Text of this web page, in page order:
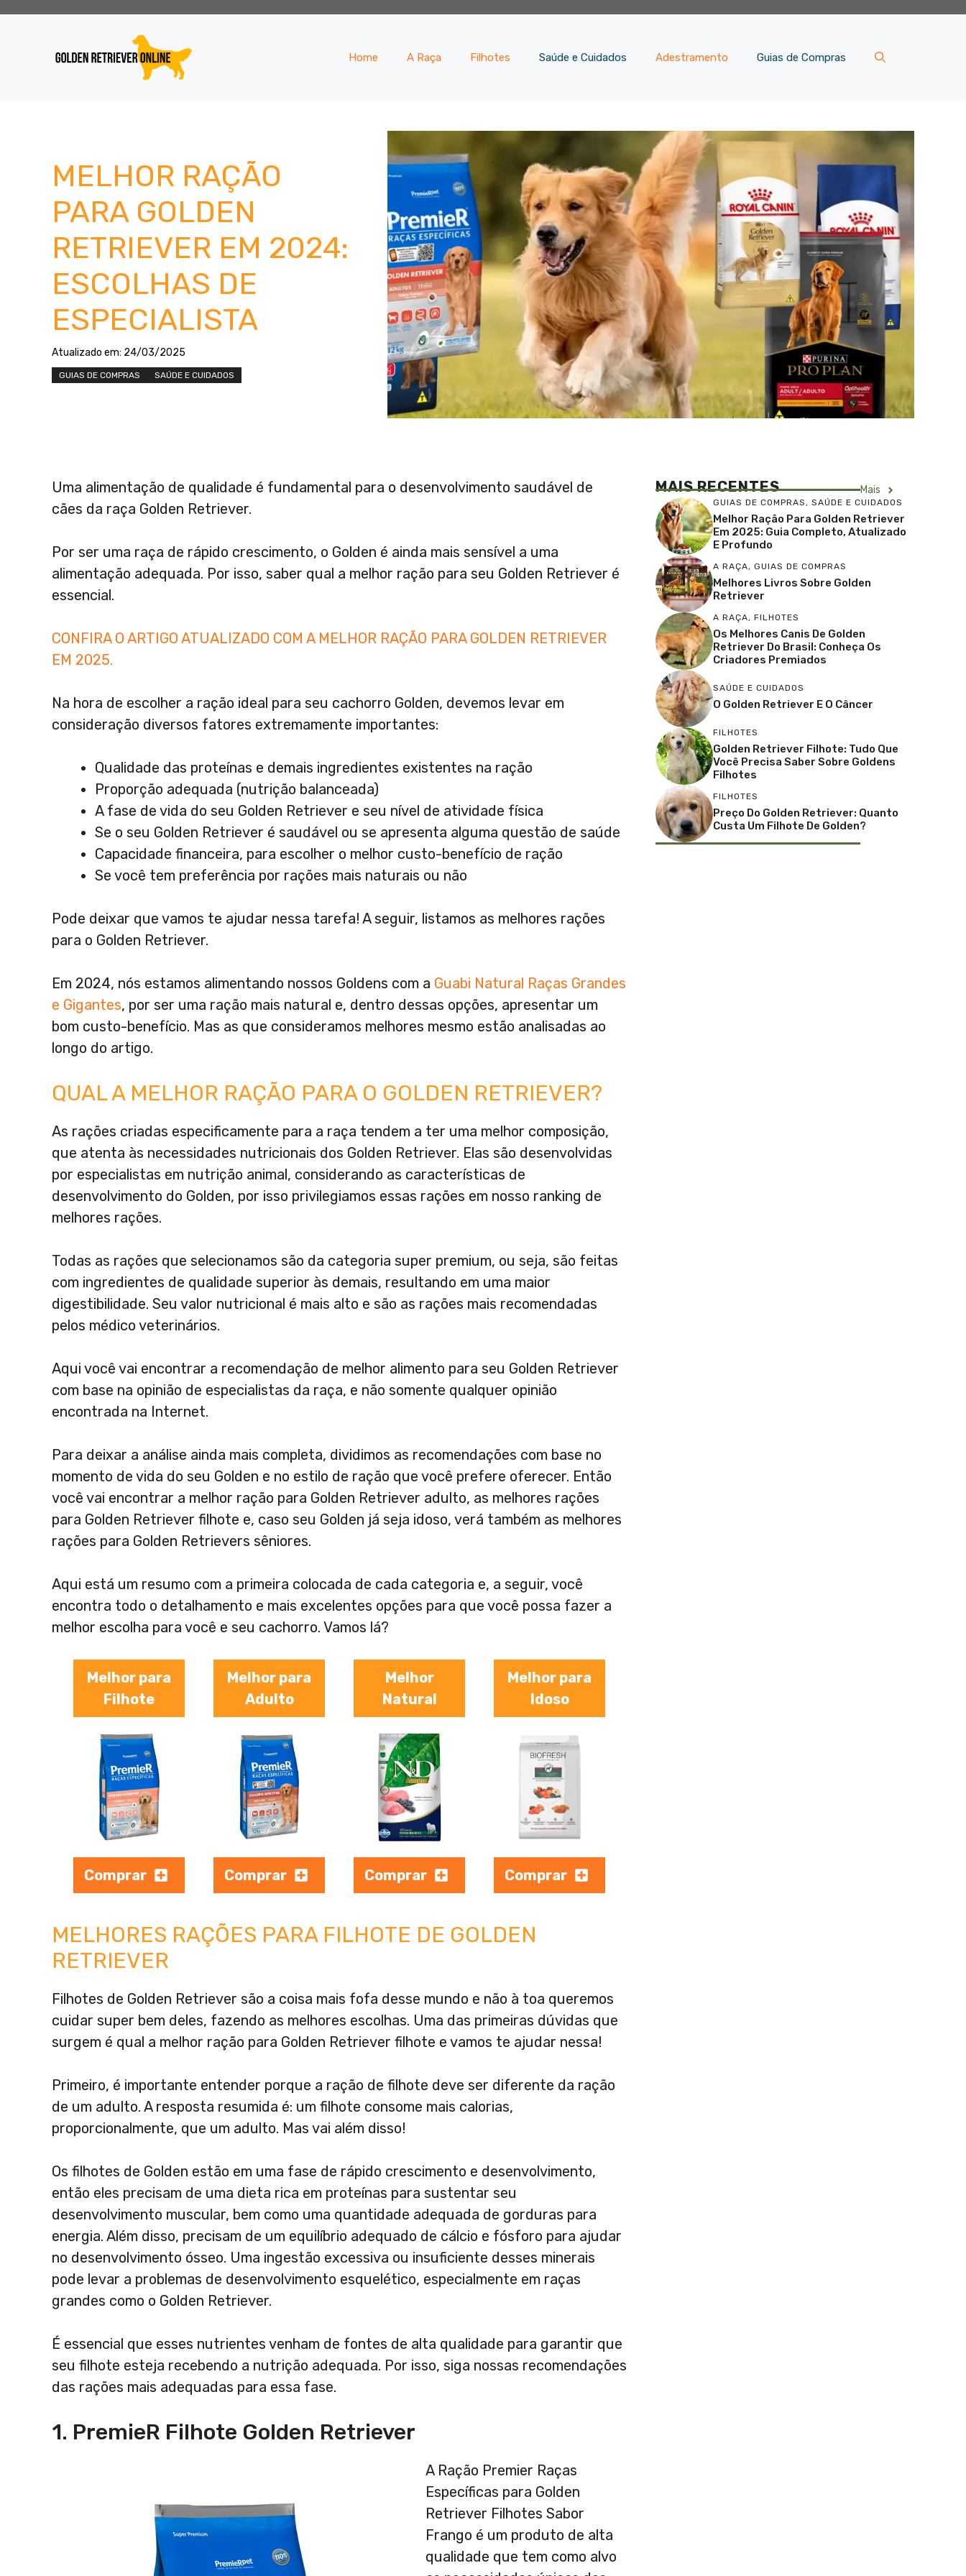
Pular
Home A Raça Filhotes Saúde e Cuidados Adestramento Guias de Compras
MELHOR RAÇÃO
PARA GOLDEN
RETRIEVER EM 2024:
ESCOLHAS DE
ESPECIALISTA
Atualizado em: 24/03/2025
GUIAS DE COMPRAS SAÚDE E CUIDADOS
Uma alimentação de qualidade é fundamental para o desenvolvimento saudável de
cães da raça Golden Retriever.
Por ser uma raça de rápido crescimento, o Golden é ainda mais sensível a uma
alimentação adequada. Por isso, saber qual a melhor ração para seu Golden Retriever é
essencial.
CONFIRA O ARTIGO ATUALIZADO COM A MELHOR RAÇÃO PARA GOLDEN RETRIEVER
EM 2025.
Na hora de escolher a ração ideal para seu cachorro Golden, devemos levar em
consideração diversos fatores extremamente importantes:
Qualidade das proteínas e demais ingredientes existentes na ração
Proporção adequada (nutrição balanceada)
A fase de vida do seu Golden Retriever e seu nível de atividade física
Se o seu Golden Retriever é saudável ou se apresenta alguma questão de saúde
Capacidade financeira, para escolher o melhor custo-benefício de ração
Se você tem preferência por rações mais naturais ou não
Pode deixar que vamos te ajudar nessa tarefa! A seguir, listamos as melhores rações
para o Golden Retriever.
Em 2024, nós estamos alimentando nossos Goldens com a Guabi Natural Raças Grandes
e Gigantes, por ser uma ração mais natural e, dentro dessas opções, apresentar um
bom custo-benefício. Mas as que consideramos melhores mesmo estão analisadas ao
longo do artigo.
QUAL A MELHOR RAÇÃO PARA O GOLDEN RETRIEVER?
As rações criadas especificamente para a raça tendem a ter uma melhor composição,
que atenta às necessidades nutricionais dos Golden Retriever. Elas são desenvolvidas
por especialistas em nutrição animal, considerando as características de
desenvolvimento do Golden, por isso privilegiamos essas rações em nosso ranking de
melhores rações.
Todas as rações que selecionamos são da categoria super premium, ou seja, são feitas
com ingredientes de qualidade superior às demais, resultando em uma maior
digestibilidade. Seu valor nutricional é mais alto e são as rações mais recomendadas
pelos médico veterinários.
Aqui você vai encontrar a recomendação de melhor alimento para seu Golden Retriever
com base na opinião de especialistas da raça, e não somente qualquer opinião
encontrada na Internet.
Para deixar a análise ainda mais completa, dividimos as recomendações com base no
momento de vida do seu Golden e no estilo de ração que você prefere oferecer. Então
você vai encontrar a melhor ração para Golden Retriever adulto, as melhores rações
para Golden Retriever filhote e, caso seu Golden já seja idoso, verá também as melhores
rações para Golden Retrievers sêniores.
Aqui está um resumo com a primeira colocada de cada categoria e, a seguir, você
encontra todo o detalhamento e mais excelentes opções para que você possa fazer a
melhor escolha para você e seu cachorro. Vamos lá?
Melhor para
Filhote
Comprar
Melhor para
Adulto
Comprar
Melhor
Natural
Comprar
Melhor para
Idoso
Comprar
MELHORES RAÇÕES PARA FILHOTE DE GOLDEN
RETRIEVER
Filhotes de Golden Retriever são a coisa mais fofa desse mundo e não à toa queremos
cuidar super bem deles, fazendo as melhores escolhas. Uma das primeiras dúvidas que
surgem é qual a melhor ração para Golden Retriever filhote e vamos te ajudar nessa!
Primeiro, é importante entender porque a ração de filhote deve ser diferente da ração
de um adulto. A resposta resumida é: um filhote consome mais calorias,
proporcionalmente, que um adulto. Mas vai além disso!
Os filhotes de Golden estão em uma fase de rápido crescimento e desenvolvimento,
então eles precisam de uma dieta rica em proteínas para sustentar seu
desenvolvimento muscular, bem como uma quantidade adequada de gorduras para
energia. Além disso, precisam de um equilíbrio adequado de cálcio e fósforo para ajudar
no desenvolvimento ósseo. Uma ingestão excessiva ou insuficiente desses minerais
pode levar a problemas de desenvolvimento esquelético, especialmente em raças
grandes como o Golden Retriever.
É essencial que esses nutrientes venham de fontes de alta qualidade para garantir que
seu filhote esteja recebendo a nutrição adequada. Por isso, siga nossas recomendações
das rações mais adequadas para essa fase.
1. PremieR Filhote Golden Retriever
A Ração Premier Raças
Específicas para Golden
Retriever Filhotes Sabor
Frango é um produto de alta
qualidade que tem como alvo
MAIS RECENTES Mais
GUIAS DE COMPRAS , SAÚDE E CUIDADOS
Melhor Ração Para Golden Retriever
Em 2025: Guia Completo, Atualizado
E Profundo
A RAÇA, GUIAS DE COMPRAS
Melhores Livros Sobre Golden
Retriever
A RAÇA, FILHOTES
Os Melhores Canis De Golden
Retriever Do Brasil: Conheça Os
Criadores Premiados
SAÚDE E CUIDADOS
O Golden Retriever E O Câncer
FILHOTES
Golden Retriever Filhote: Tudo Que
Você Precisa Saber Sobre Goldens
Filhotes
FILHOTES
Preço Do Golden Retriever: Quanto
Custa Um Filhote De Golden?